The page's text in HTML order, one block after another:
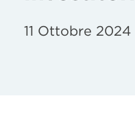
11 Ottobre 2024